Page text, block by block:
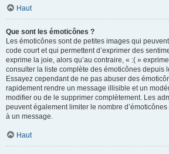
Haut
Que sont les émoticônes ?
Les émoticônes sont de petites images qui
code court et qui permettent d’exprimer des
exprime la joie, alors qu’au contraire, « :( »
consulter la liste complète des émoticônes depuis
Essayez cependant de ne pas abuser des
rapidement rendre un message illisible et un
modifier ou de le supprimer complètement. Les
peuvent également limiter le nombre d’émoticônes
à un message.
Haut